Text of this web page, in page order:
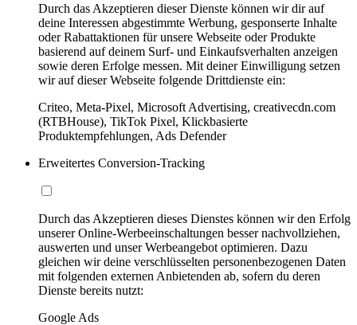
Durch das Akzeptieren dieser Dienste können wir dir auf
deine Interessen abgestimmte Werbung, gesponserte Inhalte
oder Rabattaktionen für unsere Webseite oder Produkte
basierend auf deinem Surf- und Einkaufsverhalten anzeigen
sowie deren Erfolge messen. Mit deiner Einwilligung setzen
wir auf dieser Webseite folgende Drittdienste ein:
Criteo, Meta-Pixel, Microsoft Advertising, creativecdn.com
(RTBHouse), TikTok Pixel, Klickbasierte
Produktempfehlungen, Ads Defender
Erweitertes Conversion-Tracking
Durch das Akzeptieren dieses Dienstes können wir den Erfolg
unserer Online-Werbeeinschaltungen besser nachvollziehen,
auswerten und unser Werbeangebot optimieren. Dazu
gleichen wir deine verschlüsselten personenbezogenen Daten
mit folgenden externen Anbietenden ab, sofern du deren
Dienste bereits nutzt:
Google Ads